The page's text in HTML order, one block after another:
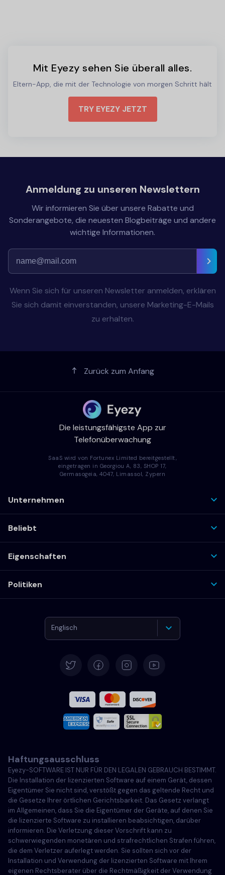
Mit Eyezy sehen Sie überall alles.
Eltern-App, die mit der Technologie von morgen Schritt hält
TRY EYEZY JETZT
Anmeldung zu unseren Newslettern
Wir informieren Sie über unsere Rabatte und
Sonderangebote, die neuesten Blogbeiträge und andere
wichtige Informationen.
Wenn Sie sich für unseren Newsletter anmelden, erklären
Sie sich damit einverstanden, unsere Marketing-E-Mails
zu erhalten.
Zurück zum Anfang
Die leistungsfähigste App zur
Telefonüberwachung
SaaS wird von Fortunex Limited bereitgestellt,
eingetragen in Georgiou A, 83, SHOP 17,
Germasogeia, 4047, Limassol, Zypern
Unternehmen
Beliebt
Eigenschaften
Politiken
Englisch
Französisch
Italiano
Português
Türkçe
Polski
Haftungsausschluss
Eyezy-SOFTWARE IST NUR FÜR DEN LEGALEN GEBRAUCH BESTIMMT.
Die Installation der lizenzierten Software auf einem Gerät, dessen
Eigentümer Sie nicht sind, verstößt gegen das geltende Recht und
die Gesetze Ihrer örtlichen Gerichtsbarkeit. Das Gesetz verlangt
im Allgemeinen, dass Sie die Eigentümer der Geräte, auf denen Sie
die lizenzierte Software zu installieren beabsichtigen, darüber
informieren. Die Verletzung dieser Vorschrift kann zu
schwerwiegenden monetären und strafrechtlichen Strafen führen,
die dem Verletzer auferlegt werden. Sie sollten sich vor der
Installation und Verwendung der lizenzierten Software mit Ihrem
eigenen Rechtsberater über die Rechtmäßigkeit der Verwendung